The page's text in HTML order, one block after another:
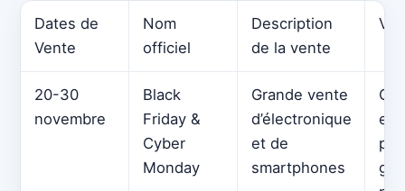
Dates de
Vente
Nom
officiel
Description
de la vente
20-30
novembre
Black
Friday &
Cyber
Monday
Grande vente
d’électronique
et de
smartphones
et